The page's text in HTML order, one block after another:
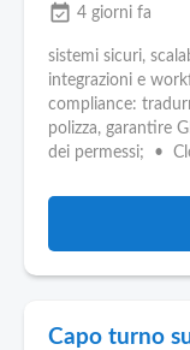
event_available 4 giorni fa
sistemi sicuri,
integrazioni e
compliance:
polizza, garantire
dei permessi; •
Capo turno